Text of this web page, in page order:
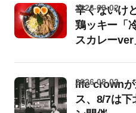
辛くないけ
鶏ッキー「
スカレーver
2026-08-02
life crownが
ス、8/7は下
2026-08-02